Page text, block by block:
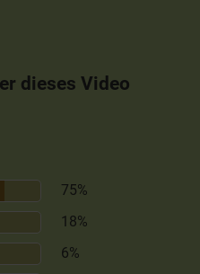
dieses Video
75%
18%
6%